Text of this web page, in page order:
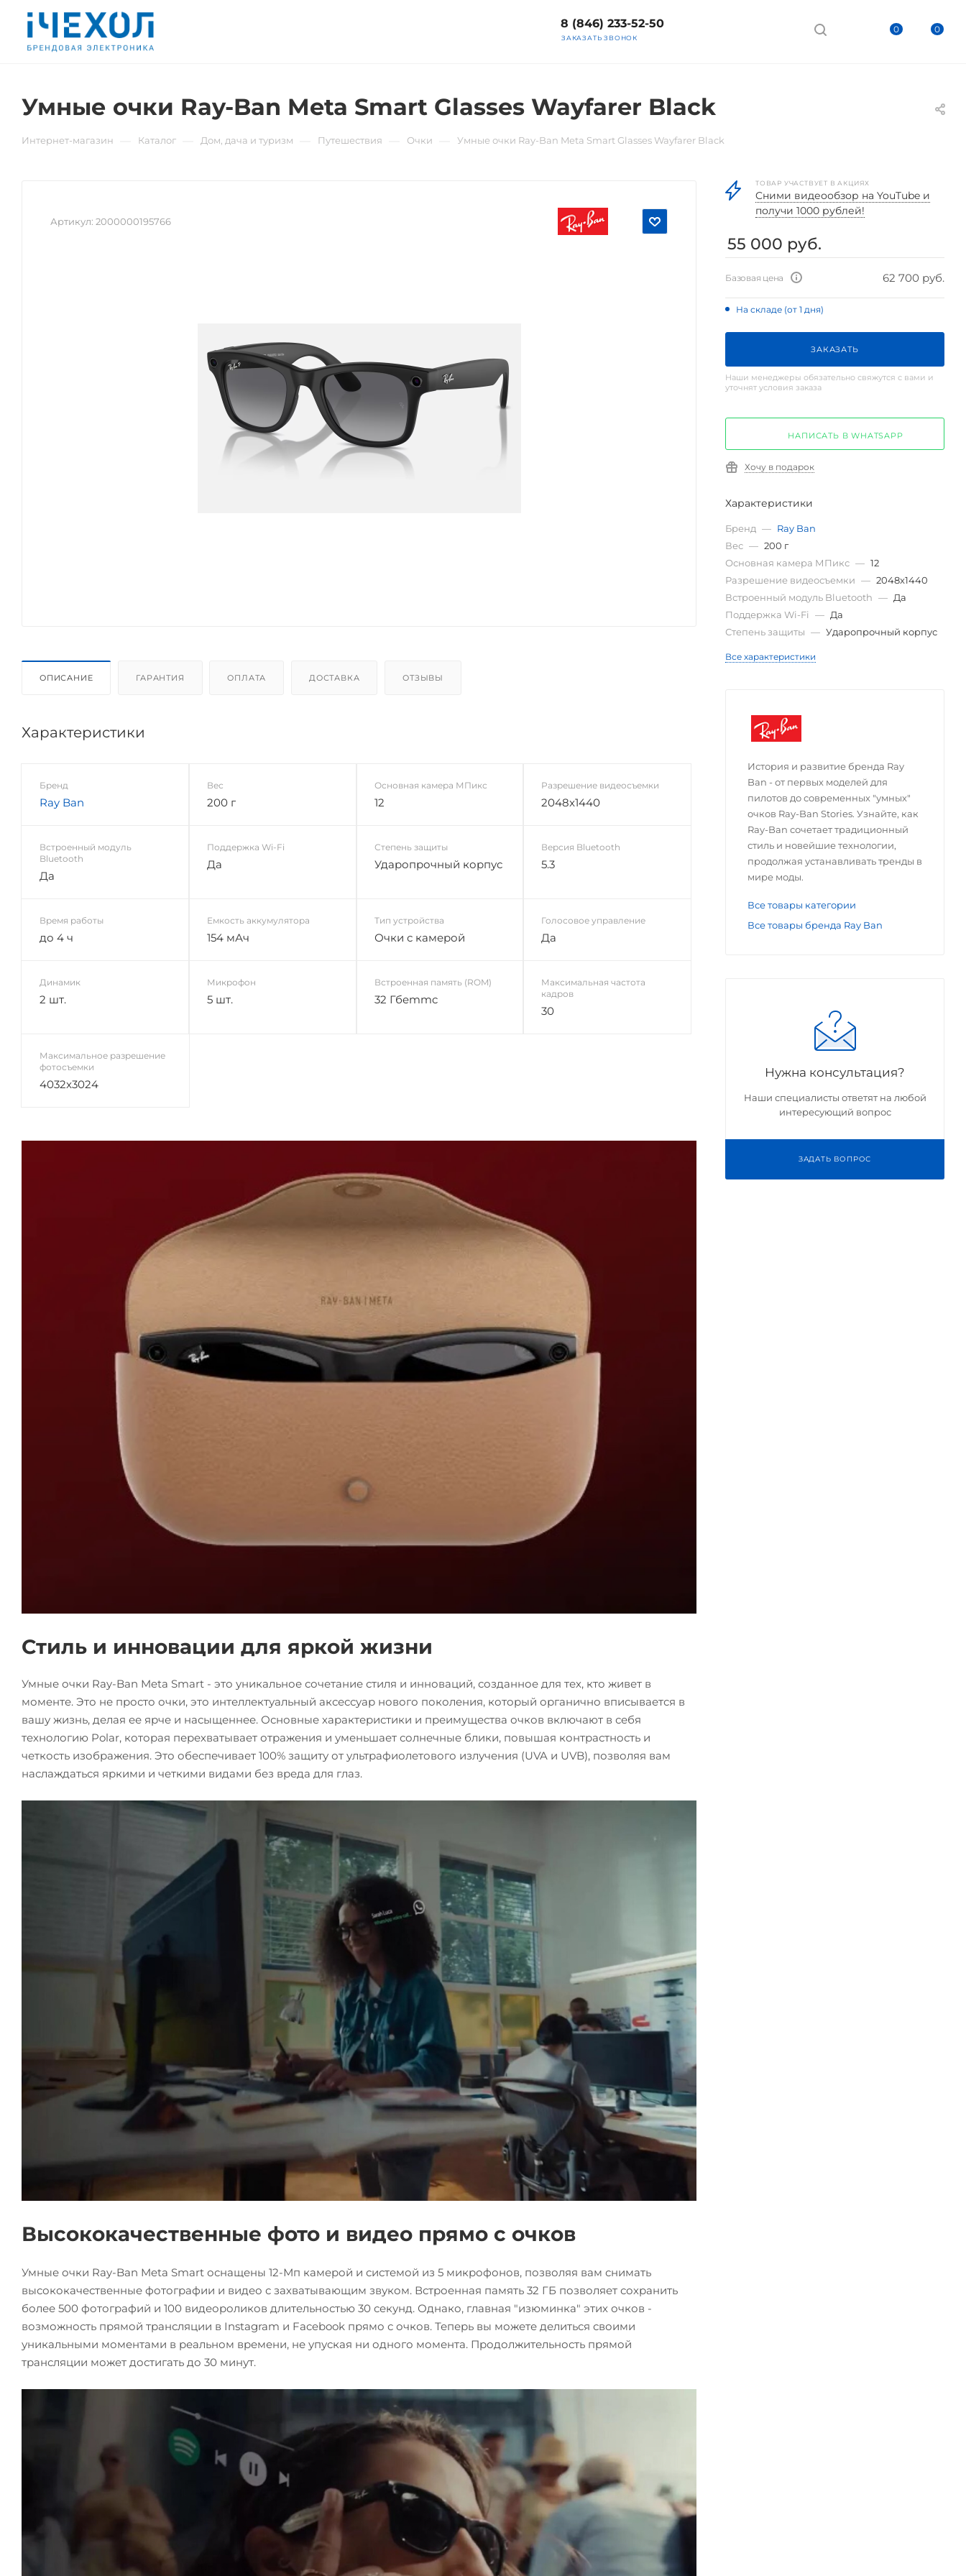
0 0
8 (846) 233-52-50
ЗАКАЗАТЬ ЗВОНОК
Умные очки Ray-Ban Meta Smart Glasses Wayfarer Black
Интернет-магазин Каталог Дом, дача и туризм Путешествия Очки Умные очки Ray-Ban Meta Smart Glasses Wayfarer Black
Артикул: 2000000195766
ОПИСАНИЕ ГАРАНТИЯ ОПЛАТА ДОСТАВКА ОТЗЫВЫ
Стиль и инновации для яркой жизни
Умные очки Ray-Ban Meta Smart - это уникальное сочетание стиля и инноваций, созданное для тех, кто живет в
моменте. Это не просто очки, это интеллектуальный аксессуар нового поколения, который органично вписывается в
вашу жизнь, делая ее ярче и насыщеннее. Основные характеристики и преимущества очков включают в себя
технологию Polar, которая перехватывает отражения и уменьшает солнечные блики, повышая контрастность и
четкость изображения. Это обеспечивает 100% защиту от ультрафиолетового излучения (UVA и UVB), позволяя вам
наслаждаться яркими и четкими видами без вреда для глаз.
Высококачественные фото и видео прямо с очков
Умные очки Ray-Ban Meta Smart оснащены 12-Мп камерой и системой из 5 микрофонов, позволяя вам снимать
высококачественные фотографии и видео с захватывающим звуком. Встроенная память 32 ГБ позволяет сохранить
более 500 фотографий и 100 видеороликов длительностью 30 секунд. Однако, главная "изюминка" этих очков -
возможность прямой трансляции в Instagram и Facebook прямо с очков. Теперь вы можете делиться своими
уникальными моментами в реальном времени, не упуская ни одного момента. Продолжительность прямой
трансляции может достигать до 30 минут.
Характеристики
Бренд
Ray Ban
Вес
200 г
Основная камера МПикс
12
Разрешение видеосъемки
2048x1440
Встроенный модуль
Bluetooth
Да
Поддержка Wi-Fi
Да
Степень защиты
Ударопрочный корпус
Версия Bluetooth
5.3
Время работы
до 4 ч
Емкость аккумулятора
154 мАч
Тип устройства
Очки с камерой
Голосовое управление
Да
Динамик
2 шт.
Микрофон
5 шт.
Встроенная память (ROM)
32 Гбemmc
Максимальная частота
кадров
30
Максимальное разрешение
фотосъемки
4032x3024
ТОВАР УЧАСТВУЕТ В АКЦИЯХ
Cними видеообзор на YouTube и
получи 1000 рублей!
55 000 руб.
Базовая цена 62 700 руб.
На складе (от 1 дня)
ЗАКАЗАТЬ
Наши менеджеры обязательно свяжутся с вами и
уточнят условия заказа
НАПИСАТЬ В WHATSAPP
Хочу в подарок
Характеристики
Бренд — Ray Ban
Вес — 200 г
Основная камера МПикс — 12
Разрешение видеосъемки — 2048x1440
Встроенный модуль Bluetooth — Да
Поддержка Wi-Fi
— Да
Степень защиты — Ударопрочный корпус
Все характеристики
История и развитие бренда Ray
Ban - от первых моделей для
пилотов до современных "умных"
очков Ray-Ban Stories. Узнайте, как
Ray-Ban сочетает традиционный
стиль и новейшие технологии,
продолжая устанавливать тренды в
мире моды.
Все товары категории
Все товары бренда Ray Ban
Нужна консультация?
Наши специалисты ответят на любой
интересующий вопрос
ЗАДАТЬ ВОПРОС